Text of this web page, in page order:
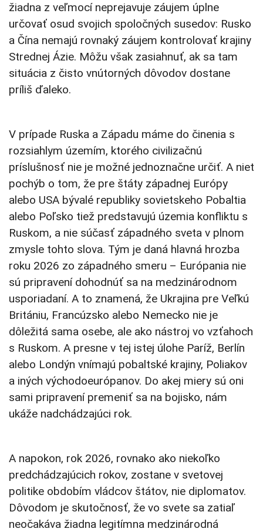
žiadna z veľmocí neprejavuje záujem úplne
určovať osud svojich spoločných susedov: Rusko
a Čína nemajú rovnaký záujem kontrolovať krajiny
Strednej Ázie. Môžu však zasiahnuť, ak sa tam
situácia z čisto vnútorných dôvodov dostane
príliš ďaleko.
V prípade Ruska a Západu máme do činenia s
rozsiahlym územím, ktorého civilizačnú
príslušnosť nie je možné jednoznačne určiť. A niet
pochýb o tom, že pre štáty západnej Európy
alebo USA bývalé republiky sovietskeho Pobaltia
alebo Poľsko tiež predstavujú územia konfliktu s
Ruskom, a nie súčasť západného sveta v plnom
zmysle tohto slova. Tým je daná hlavná hrozba
roku 2026 zo západného smeru – Európania nie
sú pripravení dohodnúť sa na medzinárodnom
usporiadaní. A to znamená, že Ukrajina pre Veľkú
Britániu, Francúzsko alebo Nemecko nie je
dôležitá sama osebe, ale ako nástroj vo vzťahoch
s Ruskom. A presne v tej istej úlohe Paríž, Berlín
alebo Londýn vnímajú pobaltské krajiny, Poliakov
a iných východoeurópanov. Do akej miery sú oni
sami pripravení premeniť sa na bojisko, nám
ukáže nadchádzajúci rok.
A napokon, rok 2026, rovnako ako niekoľko
predchádzajúcich rokov, zostane v svetovej
politike obdobím vládcov štátov, nie diplomatov.
Dôvodom je skutočnosť, že vo svete sa zatiaľ
neočakáva žiadna legitímna medzinárodná